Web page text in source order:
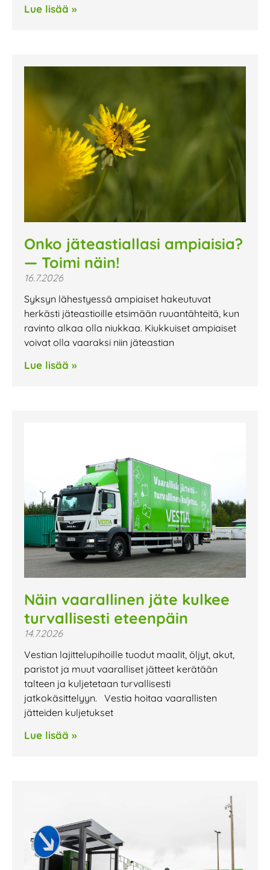
Lue lisää »
Onko jäteastiallasi ampiaisia?
— Toimi näin!
16.7.2026
Syksyn lähestyessä ampiaiset hakeutuvat
herkästi jäteastioille etsimään ruuantähteitä, kun
ravinto alkaa olla niukkaa. Kiukkuiset ampiaiset
voivat olla vaaraksi niin jäteastian
Lue lisää »
Näin vaarallinen jäte kulkee
turvallisesti eteenpäin
14.7.2026
Vestian lajittelupihoille tuodut maalit, öljyt, akut,
paristot ja muut vaaralliset jätteet kerätään
talteen ja kuljetetaan turvallisesti
jatkokäsittelyyn. Vestia hoitaa vaarallisten
jätteiden kuljetukset
Lue lisää »